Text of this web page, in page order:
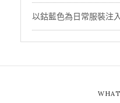
以鈷藍色為日常服裝注